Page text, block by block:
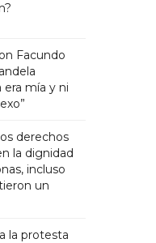
Facundo
era mía y ni
derechos
la dignidad
incluso
un
la protesta